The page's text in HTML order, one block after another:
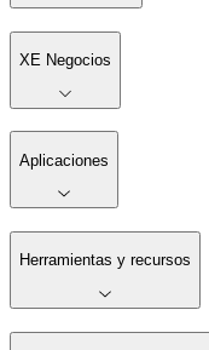
XE Negocios
Aplicaciones
Herramientas y recursos